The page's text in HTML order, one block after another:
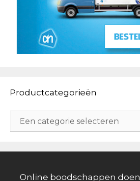
Productcategorieën
Online boodschappen doen